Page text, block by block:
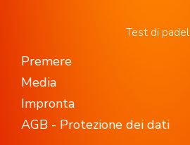
Test di padel
Premere
Media
Impronta
AGB - Protezione dei dati